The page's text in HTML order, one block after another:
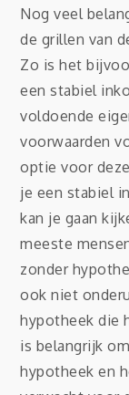
Nog veel
de grillen van
Zo is het
een stabiel
voldoende
voorwaarden
optie voor
je een stabiel
kan je gaan
meeste
zonder
ook niet
hypotheek die
is belangrijk
hypotheek en